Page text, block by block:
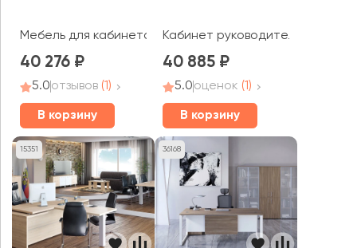
Мебель для кабинета руководителя On.Top
40 276
5.0отзывов (1)
В корзину
Кабинет руководителя Тренд /
40 885
5.0оценок (1)
В корзину
15351 36168